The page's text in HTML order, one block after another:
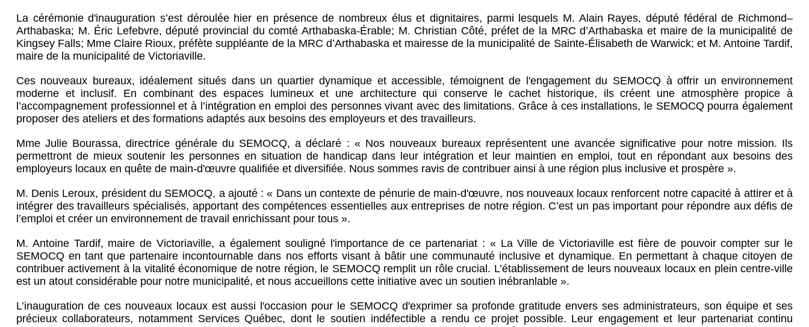
La cérémonie d'inauguration s’est déroulée hier en présence de nombreux élus et dignitaires, parmi lesquels M. Alain Rayes, député fédéral de Richmond–
Arthabaska; M. Éric Lefebvre, député provincial du comté Arthabaska-Érable; M. Christian Côté, préfet de la MRC d’Arthabaska et maire de la municipalité de
Kingsey Falls; Mme Claire Rioux, préfète suppléante de la MRC d’Arthabaska et mairesse de la municipalité de Sainte-Élisabeth de Warwick; et M. Antoine Tardif,
maire de la municipalité de Victoriaville.
Ces nouveaux bureaux, idéalement situés dans un quartier dynamique et accessible, témoignent de l'engagement du SEMOCQ à offrir un environnement
moderne et inclusif. En combinant des espaces lumineux et une architecture qui conserve le cachet historique, ils créent une atmosphère propice à
l’accompagnement professionnel et à l’intégration en emploi des personnes vivant avec des limitations. Grâce à ces installations, le SEMOCQ pourra également
proposer des ateliers et des formations adaptés aux besoins des employeurs et des travailleurs.
Mme Julie Bourassa, directrice générale du SEMOCQ, a déclaré : « Nos nouveaux bureaux représentent une avancée significative pour notre mission. Ils
permettront de mieux soutenir les personnes en situation de handicap dans leur intégration et leur maintien en emploi, tout en répondant aux besoins des
employeurs locaux en quête de main-d'œuvre qualifiée et diversifiée. Nous sommes ravis de contribuer ainsi à une région plus inclusive et prospère ».
M. Denis Leroux, président du SEMOCQ, a ajouté : « Dans un contexte de pénurie de main-d'œuvre, nos nouveaux locaux renforcent notre capacité à attirer et à
intégrer des travailleurs spécialisés, apportant des compétences essentielles aux entreprises de notre région. C’est un pas important pour répondre aux défis de
l’emploi et créer un environnement de travail enrichissant pour tous ».
M. Antoine Tardif, maire de Victoriaville, a également souligné l'importance de ce partenariat : « La Ville de Victoriaville est fière de pouvoir compter sur le
SEMOCQ en tant que partenaire incontournable dans nos efforts visant à bâtir une communauté inclusive et dynamique. En permettant à chaque citoyen de
contribuer activement à la vitalité économique de notre région, le SEMOCQ remplit un rôle crucial. L’établissement de leurs nouveaux locaux en plein centre-ville
est un atout considérable pour notre municipalité, et nous accueillons cette initiative avec un soutien inébranlable ».
L’inauguration de ces nouveaux locaux est aussi l'occasion pour le SEMOCQ d'exprimer sa profonde gratitude envers ses administrateurs, son équipe et ses
précieux collaborateurs, notamment Services Québec, dont le soutien indéfectible a rendu ce projet possible. Leur engagement et leur partenariat continu